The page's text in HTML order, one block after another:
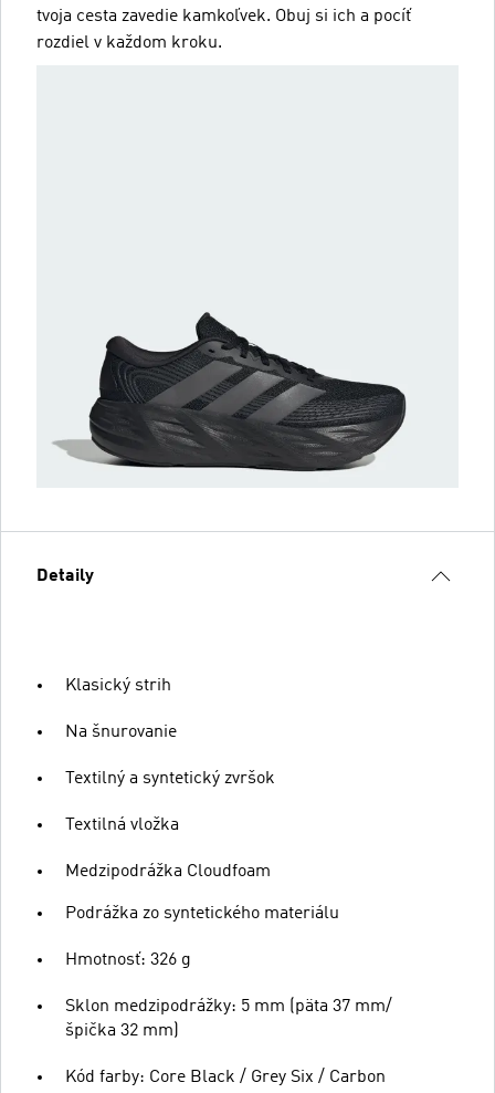
tvoja cesta zavedie kamkoľvek. Obuj si ich a pocíť
rozdiel v každom kroku.
Detaily
Klasický strih
Na šnurovanie
Textilný a syntetický zvršok
Textilná vložka
Medzipodrážka Cloudfoam
Podrážka zo syntetického materiálu
Hmotnosť: 326 g
Sklon medzipodrážky: 5 mm (päta 37 mm/
špička 32 mm)
Kód farby: Core Black / Grey Six / Carbon